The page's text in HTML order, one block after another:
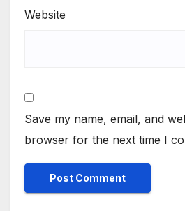
Website
Save my name, email, and
browser for the next time I